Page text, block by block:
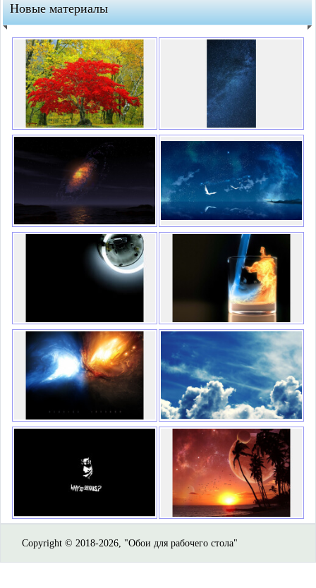
Новые материалы
Copyright © 2018-2026, "Обои для рабочего стола"